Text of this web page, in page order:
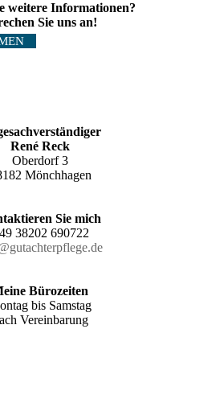
weitere Informationen?
Sie uns an!
René Reck
Oberdorf 3
Mönchhagen
Sie mich
38202 690722
Bürozeiten
bis Samstag
Vereinbarung